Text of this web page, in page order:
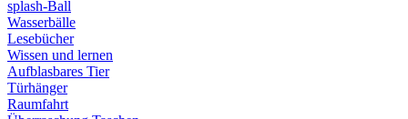
splash-Ball
Wasserbälle
Lesebücher
Wissen und lernen
Aufblasbares Tier
Türhänger
Raumfahrt